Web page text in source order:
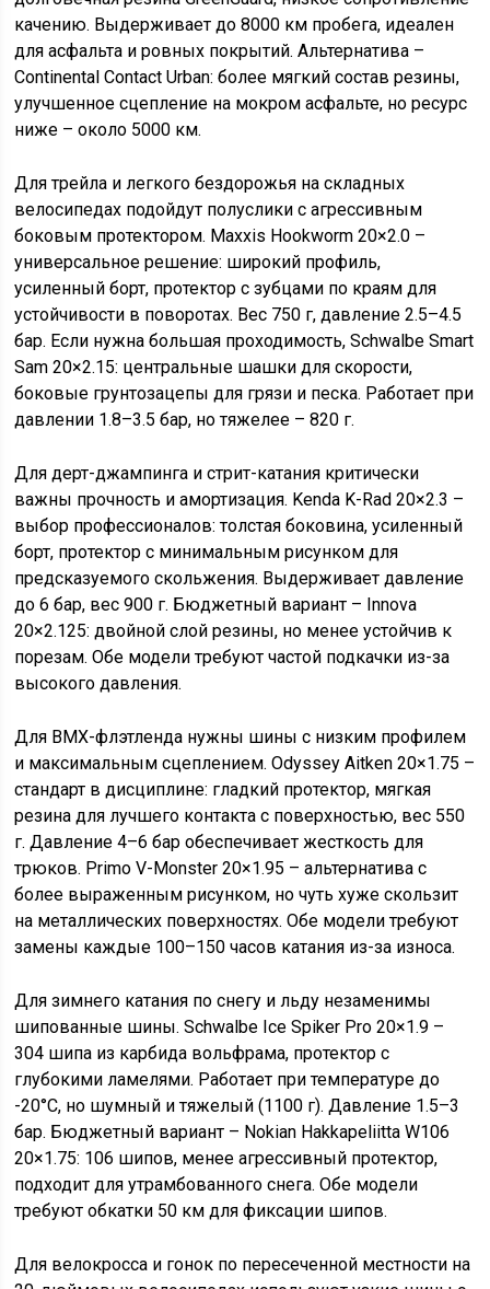
качению. Выдерживает до 8000 км пробега, идеален
для асфальта и ровных покрытий. Альтернатива –
Continental Contact Urban: более мягкий состав резины,
улучшенное сцепление на мокром асфальте, но ресурс
ниже – около 5000 км.
Для трейла и легкого бездорожья на складных
велосипедах подойдут полуслики с агрессивным
боковым протектором. Maxxis Hookworm 20×2.0 –
универсальное решение: широкий профиль,
усиленный борт, протектор с зубцами по краям для
устойчивости в поворотах. Вес 750 г, давление 2.5–4.5
бар. Если нужна большая проходимость, Schwalbe Smart
Sam 20×2.15: центральные шашки для скорости,
боковые грунтозацепы для грязи и песка. Работает при
давлении 1.8–3.5 бар, но тяжелее – 820 г.
Для дерт-джампинга и стрит-катания критически
важны прочность и амортизация. Kenda K-Rad 20×2.3 –
выбор профессионалов: толстая боковина, усиленный
борт, протектор с минимальным рисунком для
предсказуемого скольжения. Выдерживает давление
до 6 бар, вес 900 г. Бюджетный вариант – Innova
20×2.125: двойной слой резины, но менее устойчив к
порезам. Обе модели требуют частой подкачки из-за
высокого давления.
Для BMX-флэтленда нужны шины с низким профилем
и максимальным сцеплением. Odyssey Aitken 20×1.75 –
стандарт в дисциплине: гладкий протектор, мягкая
резина для лучшего контакта с поверхностью, вес 550
г. Давление 4–6 бар обеспечивает жесткость для
трюков. Primo V-Monster 20×1.95 – альтернатива с
более выраженным рисунком, но чуть хуже скользит
на металлических поверхностях. Обе модели требуют
замены каждые 100–150 часов катания из-за износа.
Для зимнего катания по снегу и льду незаменимы
шипованные шины. Schwalbe Ice Spiker Pro 20×1.9 –
304 шипа из карбида вольфрама, протектор с
глубокими ламелями. Работает при температуре до
-20°C, но шумный и тяжелый (1100 г). Давление 1.5–3
бар. Бюджетный вариант – Nokian Hakkapeliitta W106
20×1.75: 106 шипов, менее агрессивный протектор,
подходит для утрамбованного снега. Обе модели
требуют обкатки 50 км для фиксации шипов.
Для велокросса и гонок по пересеченной местности на